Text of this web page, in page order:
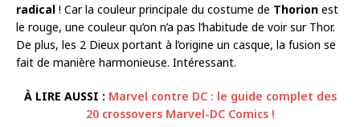
radical ! Car la couleur principale du costume de Thorion est
le rouge, une couleur qu’on n’a pas l’habitude de voir sur Thor.
De plus, les 2 Dieux portant à l’origine un casque, la fusion se
fait de manière harmonieuse. Intéressant.
À LIRE AUSSI : Marvel contre DC : le guide complet des
20 crossovers Marvel-DC Comics !